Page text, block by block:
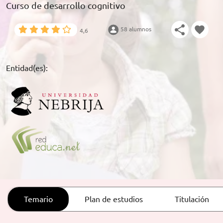
BECAS Y FINANCIACIÓN
RECURSOS EDUCATIVOS
ARTÍCULOS
ORIENTACIÓN LABORAL
TRABAJA CON NOSOTROS
Curso de desarrollo cognitivo
4,6 58 alumnos
Entidad(es):
Temario Plan de estudios Titulación